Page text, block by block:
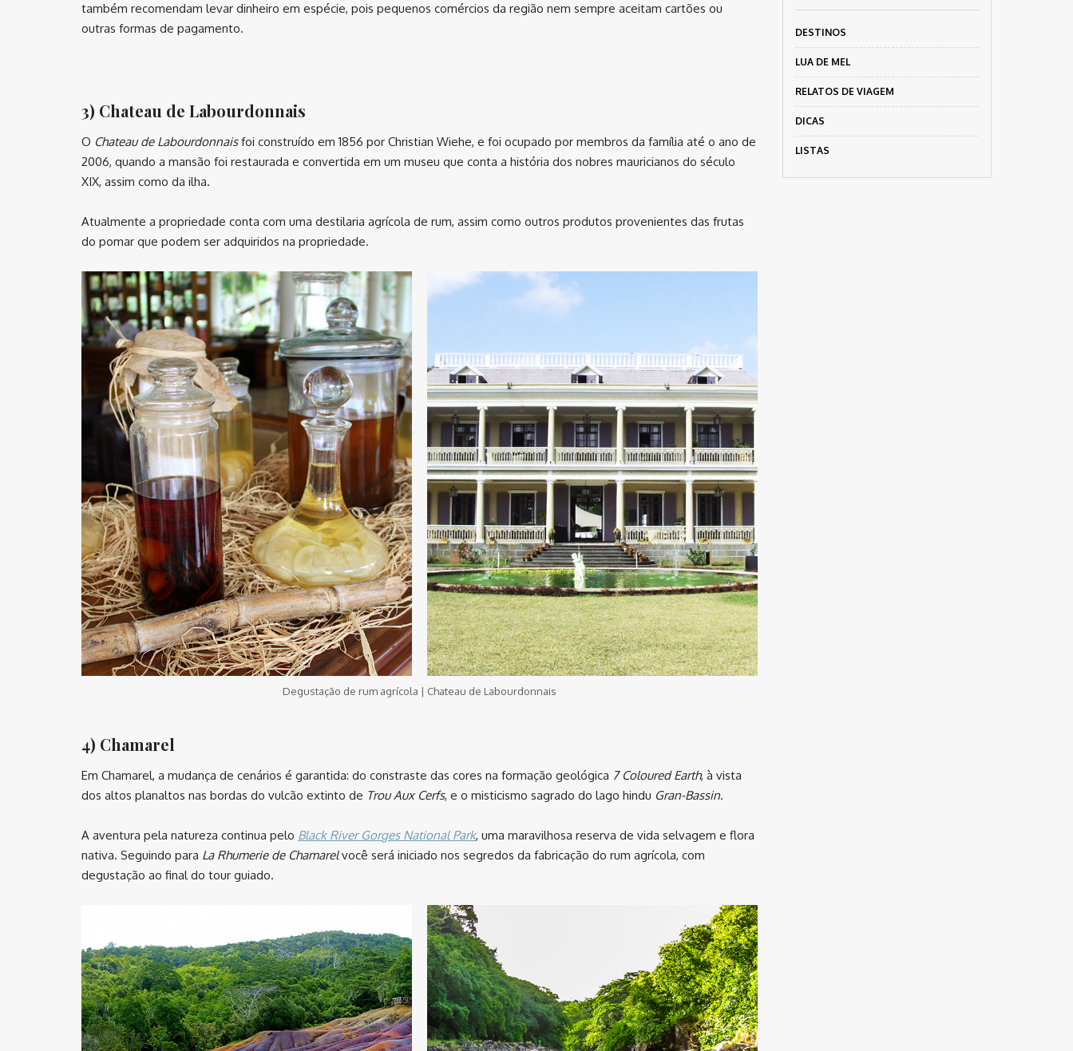
também recomendam levar dinheiro em espécie, pois pequenos comércios da região nem sempre aceitam cartões ou
outras formas de pagamento.
3) Chateau de Labourdonnais
O Chateau de Labourdonnaisfoi construído em 1856 por Christian Wiehe, e foi ocupado por membros da família até o ano de
2006, quando a mansão foi restaurada e convertida em um museu que conta a história dos nobres mauricianos do século
XIX, assim como da ilha.
Atualmente a propriedade conta com uma destilaria agrícola de rum, assim como outros produtos provenientes das frutas
do pomar que podem ser adquiridos na propriedade.
Degustação de rum agrícola | Chateau de Labourdonnais
4) Chamarel
Em Chamarel, a mudança de cenários é garantida: do constraste das cores na formação geológica 7 Coloured Earth, à vista
dos altos planaltos nas bordas do vulcão extinto de Trou Aux Cerfs, e o misticismo sagrado do lago hindu Gran-Bassin.
A aventura pela natureza continua pelo Black River Gorges National Park, uma maravilhosa reserva de vida selvagem e flora
nativa. Seguindo para La Rhumerie de Chamarelvocê será iniciado nos segredos da fabricação do rum agrícola, com
degustação ao final do tour guiado.
DESTINOS
LUA DE MEL
RELATOS DE VIAGEM
DICAS
LISTAS